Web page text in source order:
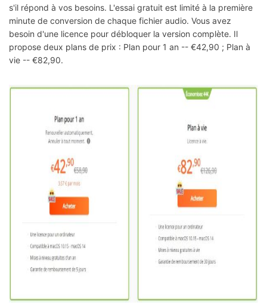
s'il répond à vos besoins. L'essai gratuit est limité à la première
minute de conversion de chaque fichier audio. Vous avez
besoin d'une licence pour débloquer la version complète. Il
propose deux plans de prix : Plan pour 1 an -- €42,90 ; Plan à
vie -- €82,90.